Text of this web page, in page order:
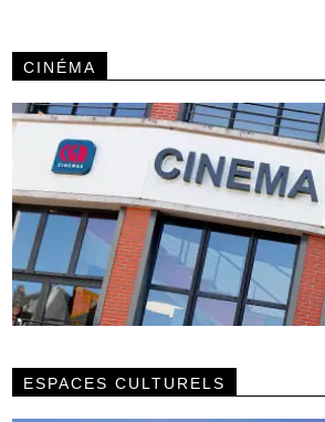
CINÉMA
ESPACES CULTURELS